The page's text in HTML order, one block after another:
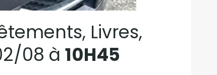
Livres,
08 à 10H45